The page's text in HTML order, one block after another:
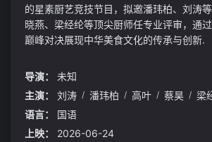
的星素厨艺竞技节目，拟邀潘玮柏、刘涛
晓燕、梁经纶等顶尖厨师任专业评审，通过
巅峰对决展现中华美食文化的传承与创新.
导演：
未知
主演：
刘涛 / 潘玮柏 / 高叶 / 蔡昊 / 梁
语言：
国语
上映：
2026-06-24